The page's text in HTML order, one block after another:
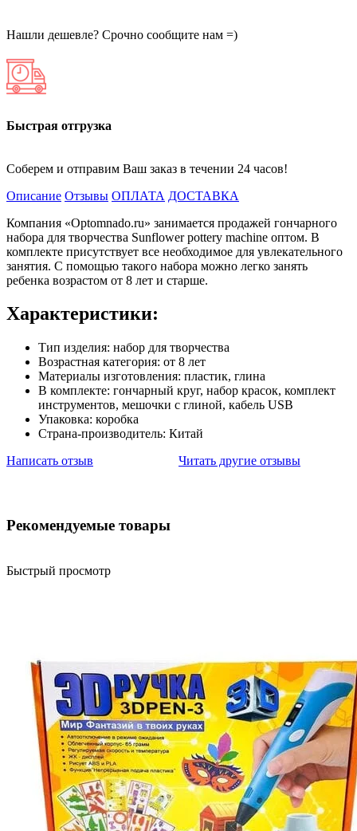
Нашли дешевле? Срочно сообщите нам =)
Быстрая отгрузка
Соберем и отправим Ваш заказ в течении 24 часов!
Описание Отзывы ОПЛАТА ДОСТАВКА
Компания «Optomnado.ru» занимается продажей гончарного
набора для творчества Sunflower pottery machine оптом. В
комплекте присутствует все необходимое для увлекательного
занятия. С помощью такого набора можно легко занять
ребенка возрастом от 8 лет и старше.
Характеристики:
Тип изделия: набор для творчества
Возрастная категория: от 8 лет
Материалы изготовления: пластик, глина
В комплекте: гончарный круг, набор красок, комплект
инструментов, мешочки с глиной, кабель USB
Упаковка: коробка
Страна-производитель: Китай
Написать отзыв
Читать другие отзывы
Рекомендуемые товары
Быстрый просмотр